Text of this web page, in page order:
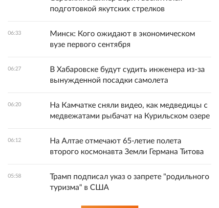
подготовкой якутских стрелков
06:33
Минск: Кого ожидают в экономическом
вузе первого сентября
06:27
В Хабаровске будут судить инженера из-за
вынужденной посадки самолета
06:20
На Камчатке сняли видео, как медведицы с
медвежатами рыбачат на Курильском озере
06:12
На Алтае отмечают 65-летие полета
второго космонавта Земли Германа Титова
05:58
Трамп подписал указ о запрете "родильного
туризма" в США